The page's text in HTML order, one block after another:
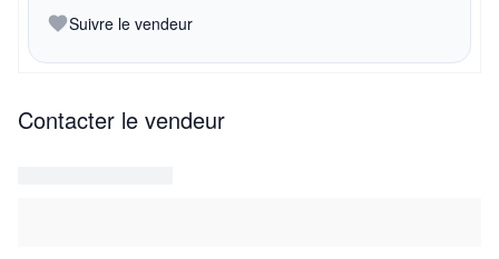
Suivre le vendeur
Contacter le vendeur